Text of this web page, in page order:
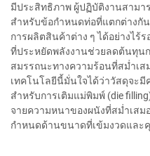
มีประสิทธิภาพ ผู้ปฏิบัติงานสาม
สำหรับข้อกำหนดท่อที่แตกต่างกั
การผลิตสินค้าต่าง ๆ ได้อย่างไ
ที่ประหยัดพลังงานช่วยลดต้นทุน
สมรรถนะทางความร้อนที่สม่ำเ
เทคโนโลยีนี้มั่นใจได้ว่าวัสดุจะมี
สำหรับการเติมแม่พิมพ์ (die
จายความหนาของผนังที่สม่ำเส
กำหนดด้านขนาดที่เข้มงวดและ